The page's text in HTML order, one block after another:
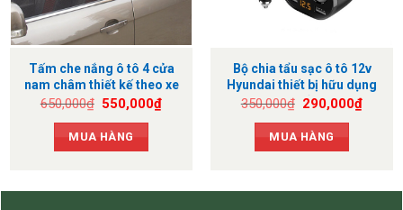
Tấm che nắng ô tô 4 cửa
nam châm thiết kế theo xe
650,000₫ Giá
là:
650,000₫.
550,000₫Giá
MUA HÀNG
Bộ chia tẩu sạc ô tô 12v
Hyundai thiết bị hữu dụng
cho xế yêu
350,000₫ Giá
là:
350,000₫.
290,000₫Giá
MUA HÀNG